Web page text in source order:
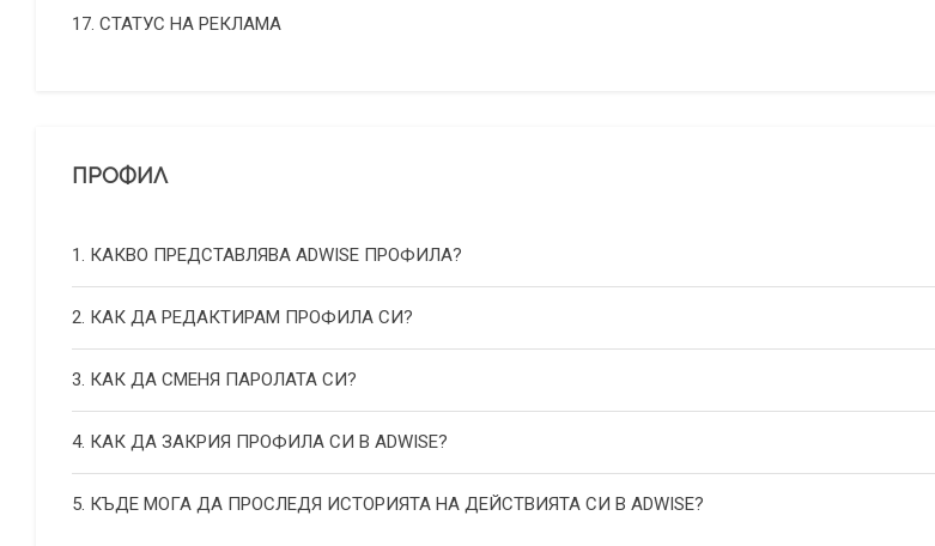
17. СТАТУС НА РЕКЛАМА
ПРОФИЛ
1. КАКВО ПРЕДСТАВЛЯВА ADWISE ПРОФИЛА?
2. КАК ДА РЕДАКТИРАМ ПРОФИЛА СИ?
3. КАК ДА СМЕНЯ ПАРОЛАТА СИ?
4. КАК ДА ЗАКРИЯ ПРОФИЛА СИ В ADWISE?
5. КЪДЕ МОГА ДА ПРОСЛЕДЯ ИСТОРИЯТА НА ДЕЙСТВИЯТА СИ В ADWISE?